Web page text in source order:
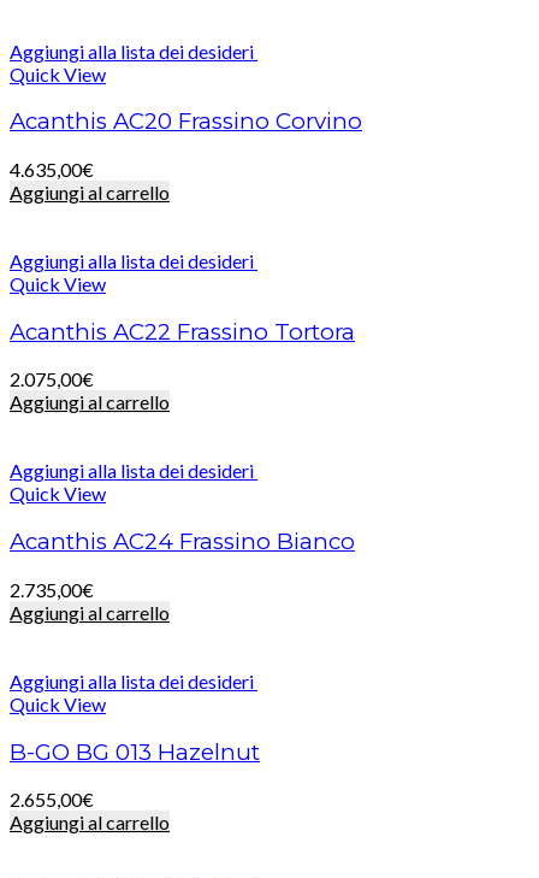
Aggiungi alla lista dei desideri
Quick View
Acanthis AC20 Frassino Corvino
4.635,00€
Aggiungi al carrello
Aggiungi alla lista dei desideri
Quick View
Acanthis AC22 Frassino Tortora
2.075,00€
Aggiungi al carrello
Aggiungi alla lista dei desideri
Quick View
Acanthis AC24 Frassino Bianco
2.735,00€
Aggiungi al carrello
Aggiungi alla lista dei desideri
Quick View
B-GO BG 013 Hazelnut
2.655,00€
Aggiungi al carrello